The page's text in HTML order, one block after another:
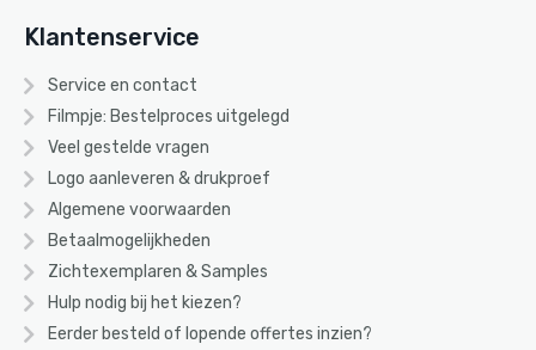
Klantenservice
Service en contact
Filmpje: Bestelproces uitgelegd
Veel gestelde vragen
Logo aanleveren & drukproef
Algemene voorwaarden
Betaalmogelijkheden
Zichtexemplaren & Samples
Hulp nodig bij het kiezen?
Eerder besteld of lopende offertes inzien?